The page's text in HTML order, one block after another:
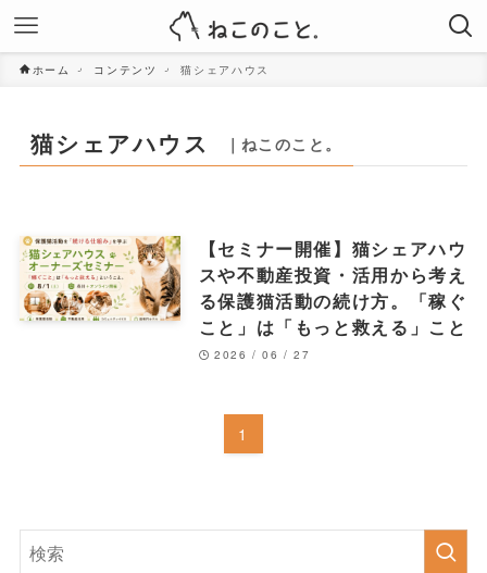
ホーム コンテンツ 猫シェアハウス
猫シェアハウス ｜ねこのこと。
【セミナー開催】猫シェアハウ
スや不動産投資・活用から考え
る保護猫活動の続け方。「稼ぐ
こと」は「もっと救える」こと
2026 / 06 / 27
1